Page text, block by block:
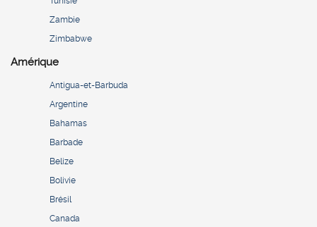
Zambie
Zimbabwe
Amérique
Antigua-et-Barbuda
Argentine
Bahamas
Barbade
Belize
Bolivie
Brésil
Canada